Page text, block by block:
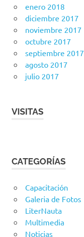
enero 2018
diciembre 2017
noviembre 2017
octubre 2017
septiembre 2017
agosto 2017
julio 2017
VISITAS
CATEGORÍAS
Capacitación
Galeria de Fotos
LiterNauta
Multimedia
Noticias